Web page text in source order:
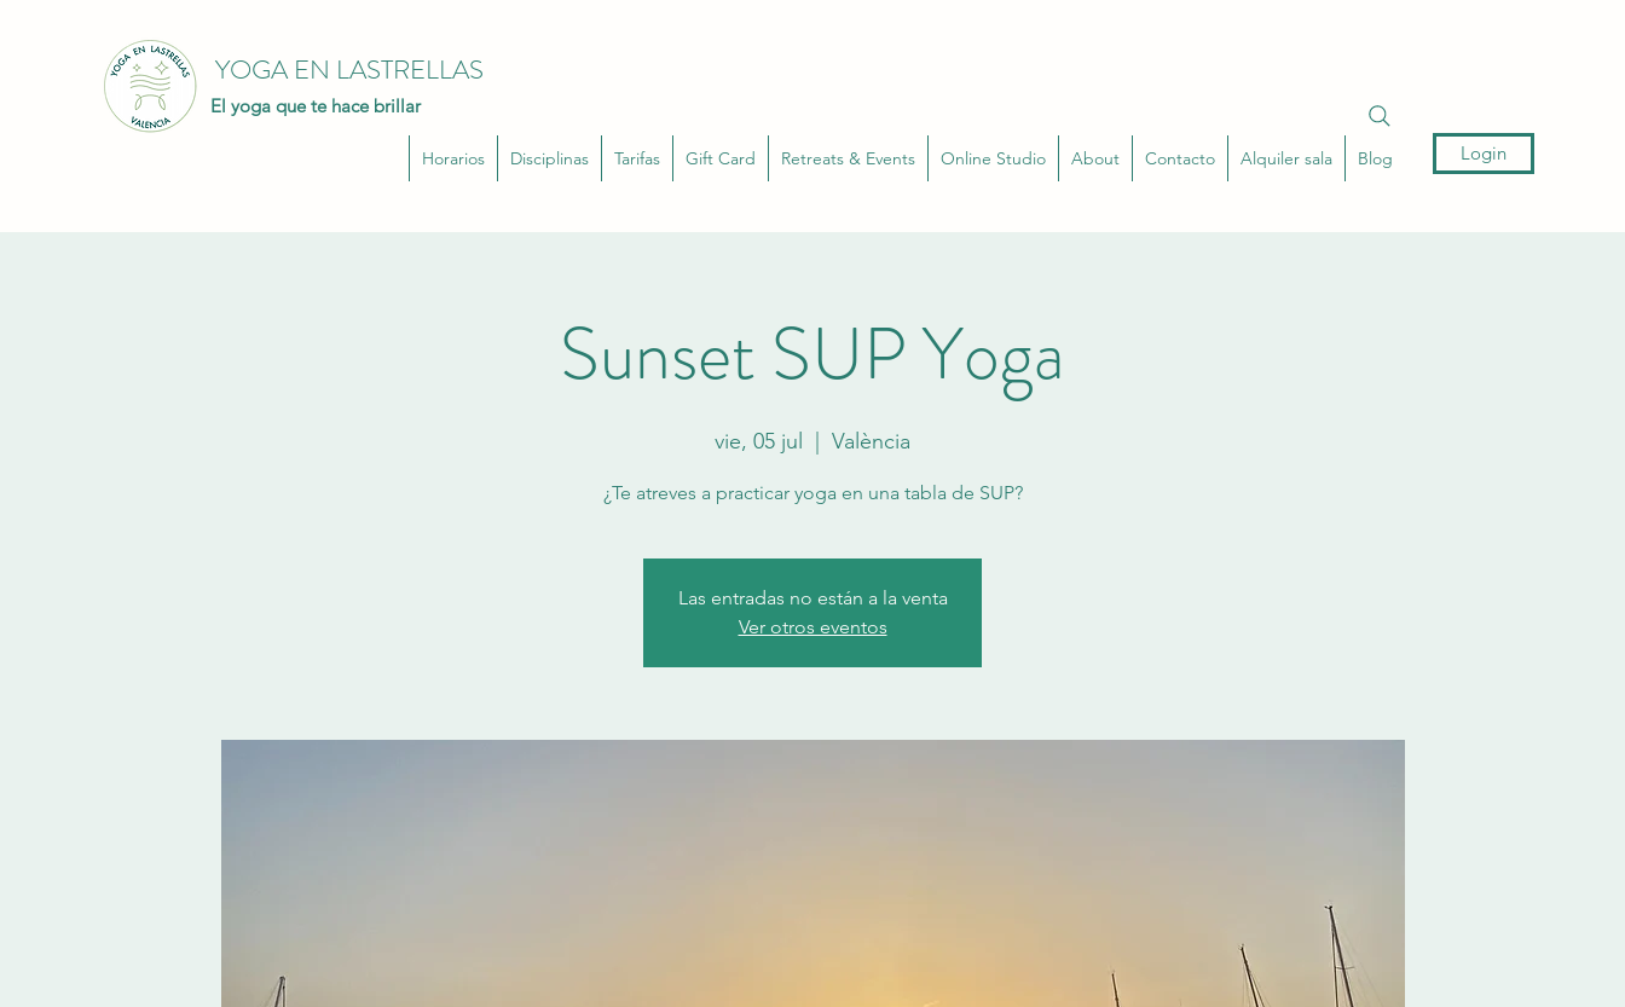
YOGA EN LASTRELLAS
El yoga que te hace brillar
Login
Horarios Disciplinas Tarifas Gift Card Retreats & Events Online Studio About Contacto Alquiler sala Blog
Sunset SUP Yoga
vie, 05 jul València
¿Te atreves a practicar yoga en una tabla de SUP?
Las entradas no están a la venta
Ver otros eventos